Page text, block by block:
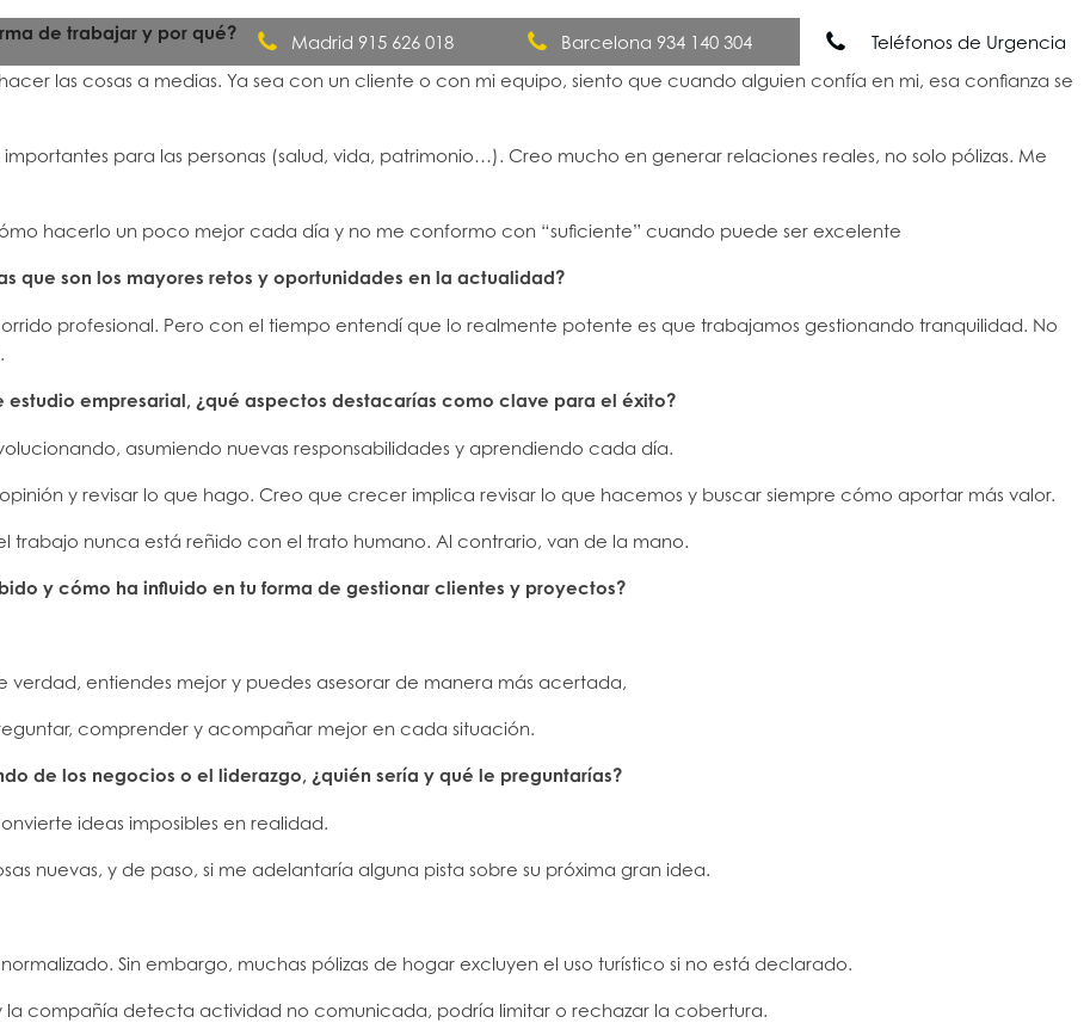
Madrid 915 626 018 Barcelona 934 140 304 Teléfonos de Urgencia
de trabajar y por qué?
las cosas a medias. Ya sea con un cliente o con mi equipo, siento que cuando alguien confía en mi, esa confianza se
para las personas (salud, vida, patrimonio…). Creo mucho en generar relaciones reales, no solo pólizas. Me
hacerlo un poco mejor cada día y no me conformo con “suficiente” cuando puede ser excelente
que son los mayores retos y oportunidades en la actualidad?
profesional. Pero con el tiempo entendí que lo realmente potente es que trabajamos gestionando tranquilidad. No
empresarial, ¿qué aspectos destacarías como clave para el éxito?
asumiendo nuevas responsabilidades y aprendiendo cada día.
y revisar lo que hago. Creo que crecer implica revisar lo que hacemos y buscar siempre cómo aportar más valor.
trabajo nunca está reñido con el trato humano. Al contrario, van de la mano.
y cómo ha influido en tu forma de gestionar clientes y proyectos?
entiendes mejor y puedes asesorar de manera más acertada,
comprender y acompañar mejor en cada situación.
de los negocios o el liderazgo, ¿quién sería y qué le preguntarías?
ideas imposibles en realidad.
nuevas, y de paso, si me adelantaría alguna pista sobre su próxima gran idea.
Sin embargo, muchas pólizas de hogar excluyen el uso turístico si no está declarado.
la compañía detecta actividad no comunicada, podría limitar o rechazar la cobertura.